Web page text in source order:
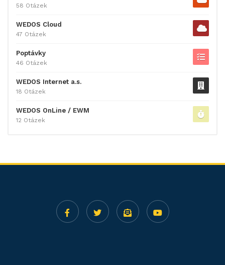
58 Otázek
WEDOS Cloud
47 Otázek
Poptávky
46 Otázek
WEDOS Internet a.s.
18 Otázek
WEDOS OnLine / EWM
12 Otázek